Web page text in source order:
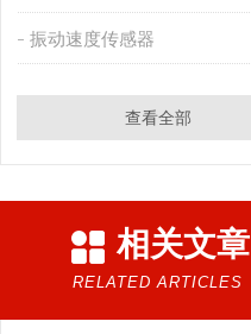
振动速度传感器
查看全部
相关文章
RELATED ARTICLES